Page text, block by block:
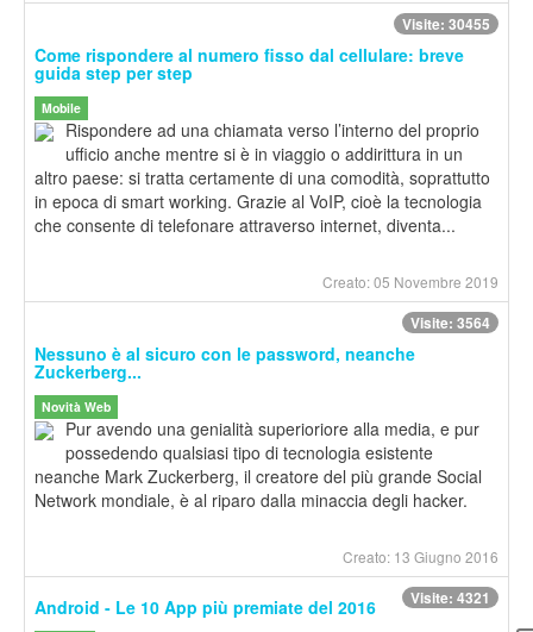
Visite: 30455
Come rispondere al numero fisso dal cellulare: breve
guida step per step
Mobile
Rispondere ad una chiamata verso l’interno del proprio
ufficio anche mentre si è in viaggio o addirittura in un
altro paese: si tratta certamente di una comodità, soprattutto
in epoca di smart working. Grazie al VoIP, cioè la tecnologia
che consente di telefonare attraverso internet, diventa...
Creato: 05 Novembre 2019
Visite: 3564
Nessuno è al sicuro con le password, neanche
Zuckerberg...
Novità Web
Pur avendo una genialità superioriore alla media, e pur
possedendo qualsiasi tipo di tecnologia esistente
neanche Mark Zuckerberg, il creatore del più grande Social
Network mondiale, è al riparo dalla minaccia degli hacker.
Creato: 13 Giugno 2016
Visite: 4321
Android - Le 10 App più premiate del 2016